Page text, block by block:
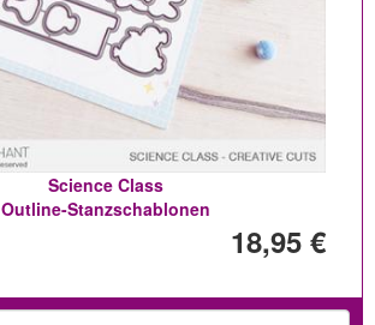
Science Class
Outline-Stanzschablonen
18,95 €